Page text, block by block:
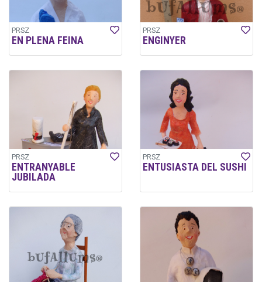
PRSZ
EN PLENA FEINA
PRSZ
ENGINYER
PRSZ
ENTRANYABLE
JUBILADA
PRSZ
ENTUSIASTA DEL SUSHI